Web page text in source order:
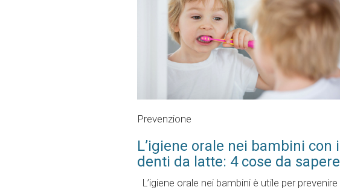
Prevenzione
L’igiene orale nei bambini con i
denti da latte: 4 cose da sapere
L’igiene orale nei bambini è utile per prevenire